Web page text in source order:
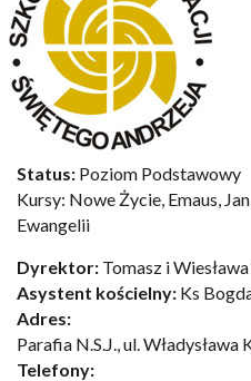
Status: Poziom Podstawowy
Kursy: Nowe Życie, Emaus,
Ewangelii
Dyrektor: Tomasz i
Asystent kościelny: Ks
Adres:
Parafia N.S.J., ul.
Telefony: